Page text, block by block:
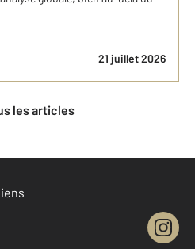
21 juillet 2026
les articles